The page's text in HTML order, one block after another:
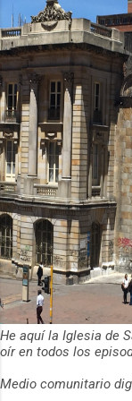
He aquí la Iglesia de
oír en todos los
Medio comunitario